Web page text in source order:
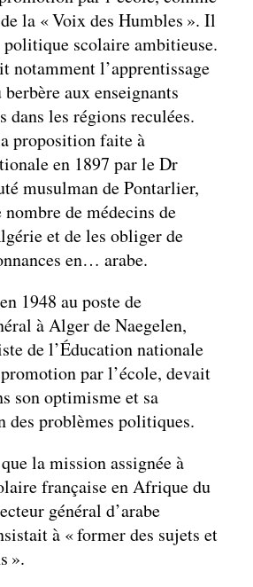
la « Voix des Humbles ». Il
scolaire ambitieuse.
notamment l’apprentissage
berbère aux enseignants
dans les régions reculées.
proposition faite à
en 1897 par le Dr
musulman de Pontarlier,
de médecins de
et de les obliger de
en… arabe.
1948 au poste de
à Alger de Naegelen,
de l’Éducation nationale
par l’école, devait
son optimisme et sa
des problèmes politiques.
la mission assignée à
française en Afrique du
général d’arabe
à « former des sujets et
».